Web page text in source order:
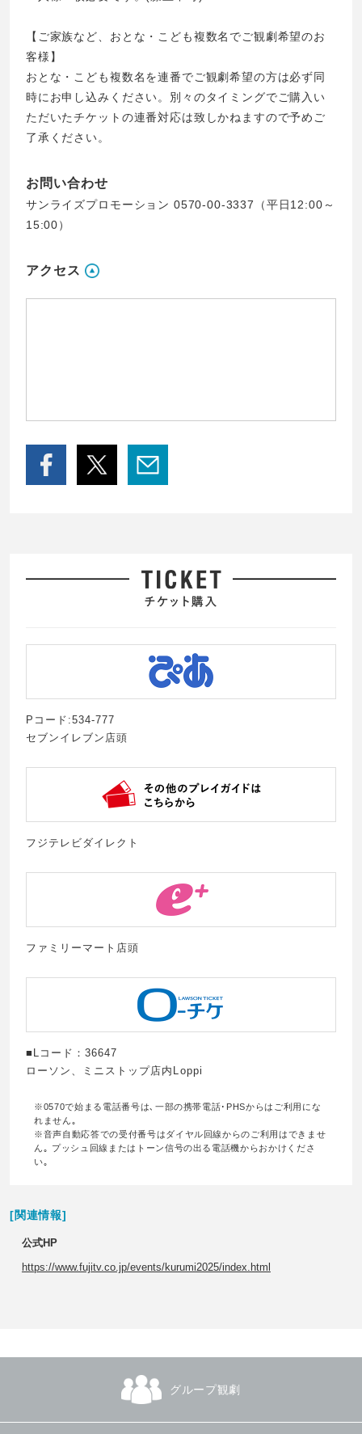
【ご家族など、おとな・こども複数名でご観劇希望のお
客様】
おとな・こども複数名を連番でご観劇希望の方は必ず同
時にお申し込みください。別々のタイミングでご購入い
ただいたチケットの連番対応は致しかねますので予めご
了承ください。
お問い合わせ
サンライズプロモーション 0570-00-3337（平日12:00～
15:00）
アクセス
Pコード:534-777
セブンイレブン店頭
フジテレビダイレクト
ファミリーマート店頭
■Lコード：36647
ローソン、ミニストップ店内Loppi
※0570で始まる電話番号は､一部の携帯電話･PHSからはご利用にな
れません｡
※音声自動応答での受付番号はダイヤル回線からのご利用はできませ
ん｡ プッシュ回線またはトーン信号の出る電話機からおかけくださ
い｡
[関連情報]
公式HP
https://www.fujitv.co.jp/events/kurumi2025/index.html
グループ観劇